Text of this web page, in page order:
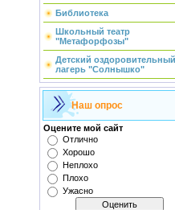
Библиотека
Школьный театр
"Метафорфозы"
Детский оздоровительный
лагерь "Солнышко"
Наш опрос
Оцените мой сайт
Отлично
Хорошо
Неплохо
Плохо
Ужасно